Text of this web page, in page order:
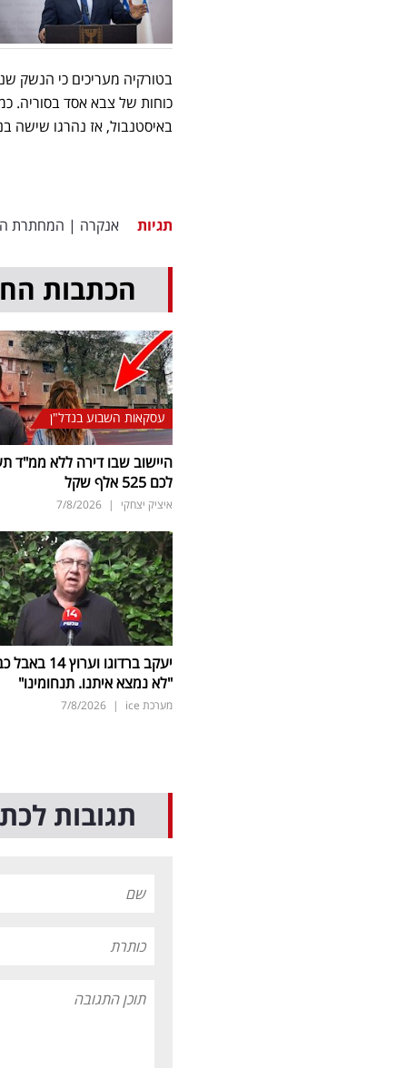
בטורקיה מעריכים כי הנשק
כוחות של צבא אסד בסוריה.
באיסטנבול, אז נהרגו שישה בני אדם ויותר מ-80
תגיות אנקרה | המחתרת
הכתבות
עסקאות השבוע בנדל"ן
היישוב שבו דירה ללא ממ"ד
לכם 525 אלף שקל
איציק יצחקי |
7/8/2026
יעקב ברדוגו וערוץ 14
"לא נמצא איתנו. תנחומינו"
מערכת ice |
7/8/2026
תגובות